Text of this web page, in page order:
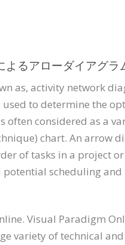
よるアローダイアグラ
as, activity network
to determine the
often considered as a
chart. An arrow
of tasks in a project
scheduling
Visual Paradigm
variety of technical